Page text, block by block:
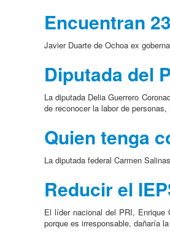
Encuentran
Javier Duarte de Ochoa ex
Diputada del
La diputada Delia Guerrero
de reconocer la labor de
Quien tenga
La diputada federal Carmen
Reducir el
El líder nacional del PRI, Enrique
porque es irresponsable, dañaría